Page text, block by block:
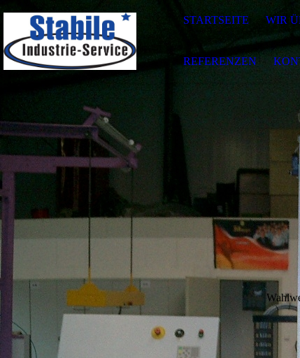
STARTSEITE WIR
REFERENZEN